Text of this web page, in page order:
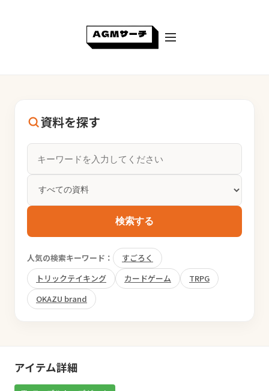
資料を探す
検索する
人気の検索キーワード：
すごろく
トリックテイキング
カードゲーム
TRPG
OKAZU brand
アイテム詳細